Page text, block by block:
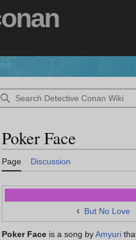
Poker Face
Page Discussion
‹ But No Love
Poker Face is a song byAmyuri